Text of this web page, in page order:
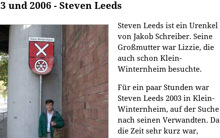
und 2006 - Steven Leeds
Steven Leeds ist ein Urenkel
von Jakob Schreiber. Seine
Großmutter war Lizzie, die
auch schon Klein-
Winternheim besuchte.
Für ein paar Stunden war
Steven Leeds 2003 in Klein-
Winternheim, auf der Suche
nach seinen Verwandten. Da
die Zeit sehr kurz war,